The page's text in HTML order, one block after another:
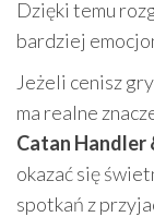
Dzięki temu
bardziej
Jeżeli cenisz
ma realne
Catan Handler
okazać się
spotkań z